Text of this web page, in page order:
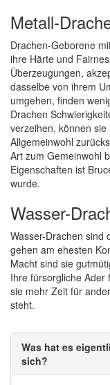
Metall-
Drachen-Geborene
ihre Härte und
Überzeugungen,
dasselbe von ihrem
umgehen, finden
Drachen
verzeihen, können
Allgemeinwohl
Art zum Gemeinwohl
Eigenschaften ist
wurde.
Wasser-
Wasser-Drachen sind
gehen am ehesten
Macht sind sie
Ihre fürsorgliche Ader
sie mehr Zeit für
steht.
Was hat es
sich?